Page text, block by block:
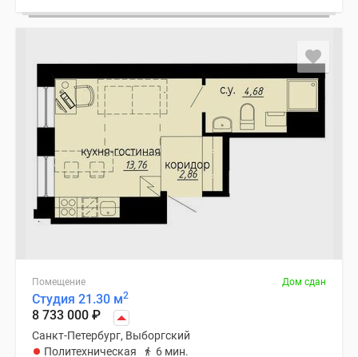
Помещение Дом сдан
Студия 21.30 м2
8 733 000 ₽
Санкт-Петербург, Выборгский
Политехническая
6 мин.